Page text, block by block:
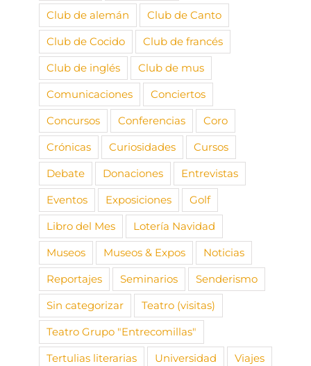
Club de alemán
Club de Canto
Club de Cocido
Club de francés
Club de inglés
Club de mus
Comunicaciones
Conciertos
Concursos
Conferencias
Coro
Crónicas
Curiosidades
Cursos
Debate
Donaciones
Entrevistas
Eventos
Exposiciones
Golf
Libro del Mes
Lotería Navidad
Museos
Museos & Expos
Noticias
Reportajes
Seminarios
Senderismo
Sin categorizar
Teatro (visitas)
Teatro Grupo "Entrecomillas"
Tertulias literarias
Universidad
Viajes